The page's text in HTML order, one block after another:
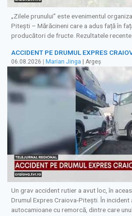
„Zilele prunului” este evenimentul
Pitești – Mărăcineni care a adus față în
producători de fructe. Rezultatele recente
ACCIDENT PE DRUMUL EXPRES
06.08.2026 | Marian Jinga | Argeș
Un grav accident rutier a avut loc, în
Drumul Expres Craiova-Pitești. În
autocamioane cu remorcă, dintre care